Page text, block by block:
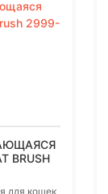
BRUSH
для кошек